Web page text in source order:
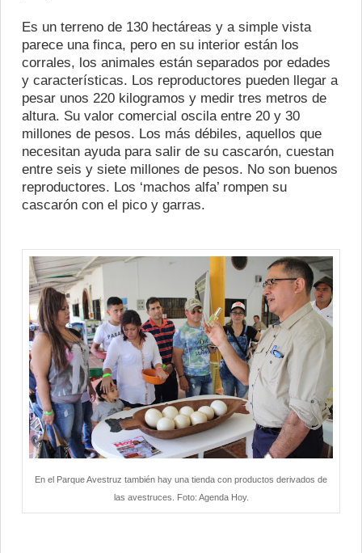
Es un terreno de 130 hectáreas y a simple vista
parece una finca, pero en su interior están los
corrales, los animales están separados por edades
y características. Los reproductores pueden llegar a
pesar unos 220 kilogramos y medir tres metros de
altura. Su valor comercial oscila entre 20 y 30
millones de pesos. Los más débiles, aquellos que
necesitan ayuda para salir de su cascarón, cuestan
entre seis y siete millones de pesos. No son buenos
reproductores. Los ‘machos alfa’ rompen su
cascarón con el pico y garras.
En el Parque Avestruz también hay una tienda con productos derivados de
las avestruces. Foto: Agenda Hoy.